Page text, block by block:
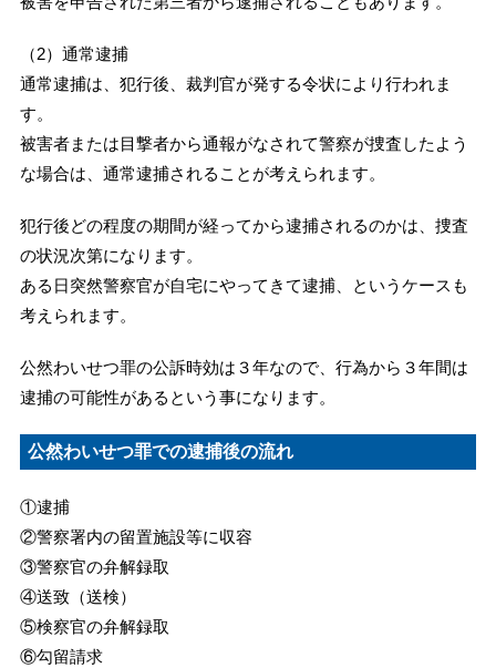
（2）通常逮捕
通常逮捕は、犯行後、裁判官が発する令状により行われま
す。
被害者または目撃者から通報がなされて警察が捜査したよう
な場合は、通常逮捕されることが考えられます。
犯行後どの程度の期間が経ってから逮捕されるのかは、捜査
の状況次第になります。
ある日突然警察官が自宅にやってきて逮捕、というケースも
考えられます。
公然わいせつ罪の公訴時効は３年なので、行為から３年間は
逮捕の可能性があるという事になります。
公然わいせつ罪での逮捕後の流れ
①逮捕
②警察署内の留置施設等に収容
③警察官の弁解録取
④送致（送検）
⑤検察官の弁解録取
⑥勾留請求